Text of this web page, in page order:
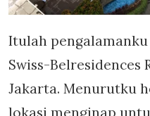
Itulah
Swiss-Belresidences
Jakarta. Menurutku
lokasi menginap